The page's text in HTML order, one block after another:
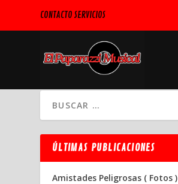
CONTACTO SERVICIOS
ÚLTIMAS PUBLICACIONES
Amistades Peligrosas ( Fotos )